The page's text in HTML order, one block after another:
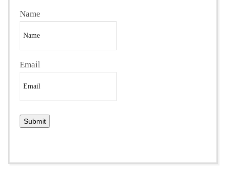
Name
Email